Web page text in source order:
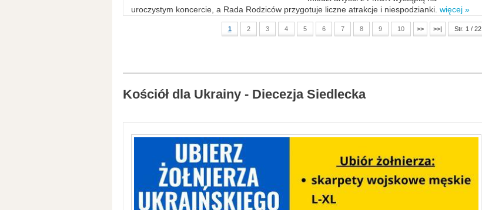
uroczystym koncercie, a Rada Rodziców przygotuje liczne atrakcje i niespodzianki. więcej »
1 2 3 4 5 6 7 8 9 10 >> >>| Str. 1 / 22
Kościół dla Ukrainy - Diecezja Siedlecka